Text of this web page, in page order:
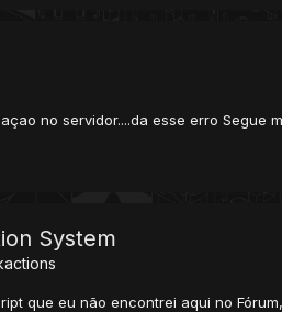
no servidor....da esse erro Segue
System
que eu não encontrei aqui no